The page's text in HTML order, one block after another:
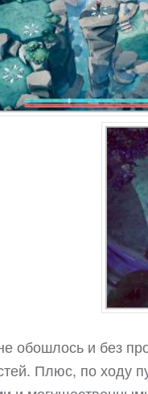
обошлось и без
Плюс, по ходу